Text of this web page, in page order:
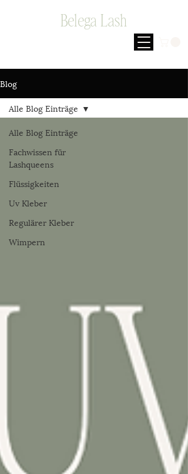
Belega Lash
Blog
Alle Blog Einträge
Fachwissen für
Lashqueens
Flüssigkeiten
Uv Kleber
Regulärer Kleber
Wimpern
Alle Blog Einträge